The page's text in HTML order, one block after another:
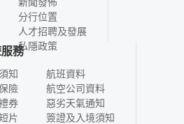
分行位置
人才招聘及發展
私隱政策
務
知
險
券
片
航班資料
航空公司資料
惡劣天氣通知
簽證及入境須知